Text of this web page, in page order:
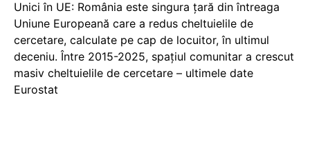
Unici în UE: România este singura țară din întreaga
Uniune Europeană care a redus cheltuielile de
cercetare, calculate pe cap de locuitor, în ultimul
deceniu. Între 2015-2025, spațiul comunitar a crescut
masiv cheltuielile de cercetare – ultimele date
Eurostat